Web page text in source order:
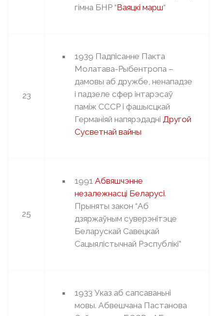
гімна БНР “Ваяцкі марш“
23
1939 Падпісанне Пакта
Молатава-Рыбентропа –
дамовы аб дружбе, ненападзе
і падзеле сфер інтарэсаў
паміж СССР і фашысцкай
Германіяй напярэдадні Другой
Сусветнай вайны
25
1991Абвяшчэнне
незалежнасці Беларусі.
Прыняты закон “Аб
дзяржаўным суверэнітэце
Беларускай Савецкай
Сацыялістычнай Рэспублікі”
1933 Указ аб сапсаваньнi
мовы. Абвешчана Пастанова